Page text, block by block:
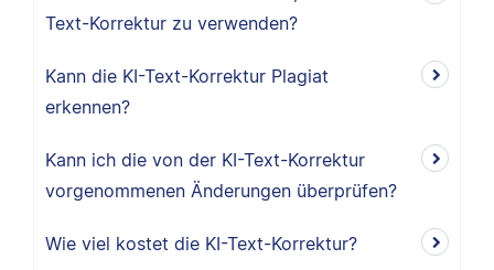
Text-Korrektur zu verwenden?
Kann die KI-Text-Korrektur Plagiat
erkennen?
Kann ich die von der KI-Text-Korrektur
vorgenommenen Änderungen überprüfen?
Wie viel kostet die KI-Text-Korrektur?